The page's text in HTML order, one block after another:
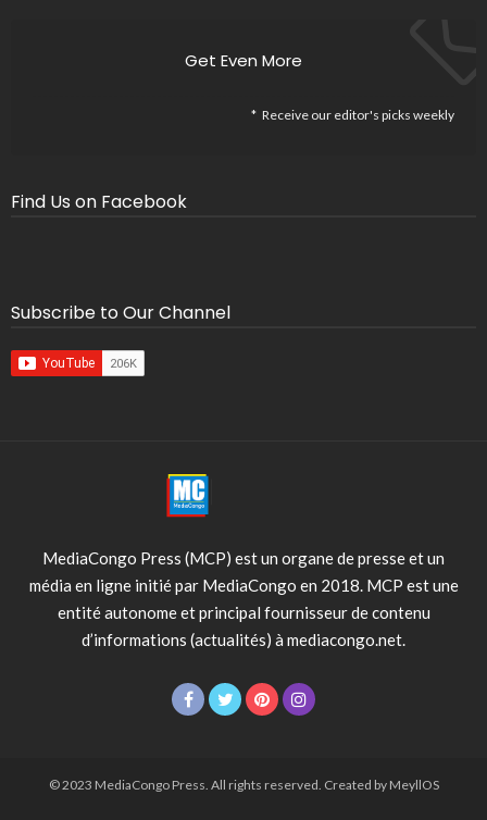
Get Even More
Receive our editor's picks weekly
Find Us on Facebook
Subscribe to Our Channel
MediaCongo Press (MCP) est un organe de presse et un
média en ligne initié par MediaCongo en 2018. MCP est une
entité autonome et principal fournisseur de contenu
d’informations (actualités) à mediacongo.net.
© 2023 MediaCongo Press. All rights reserved. Created by MeyllOS